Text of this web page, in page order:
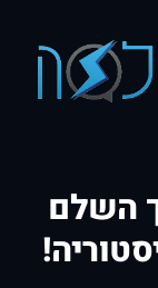
השלם